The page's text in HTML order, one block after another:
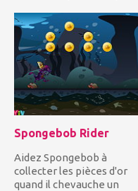
prè...
Spongebob Rider
Aidez Spongebob à
collecter les pièces d'or
quand il chevauche un